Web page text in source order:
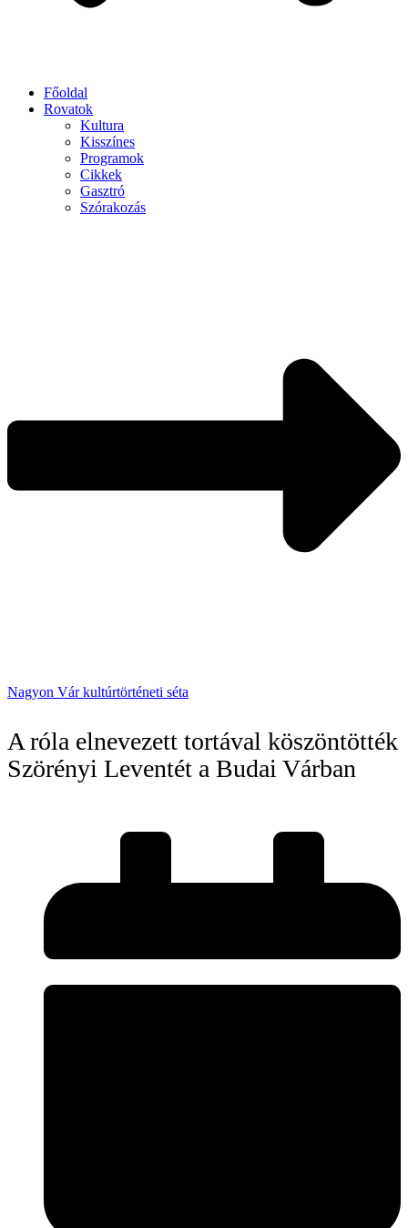
Főoldal
Rovatok
Kultura
Kisszínes
Programok
Cikkek
Gasztró
Szórakozás
Nagyon Vár kultúrtörténeti séta
A róla elnevezett tortával köszöntötték
Szörényi Leventét a Budai Várban